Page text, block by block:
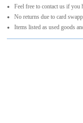
Feel free to contact us if you
No returns due to card
Items listed as used goods